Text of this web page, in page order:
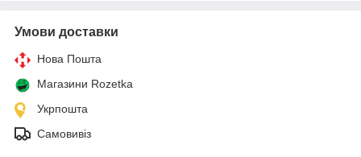
Умови доставки
Нова Пошта
Магазини Rozetka
Укрпошта
Самовивіз